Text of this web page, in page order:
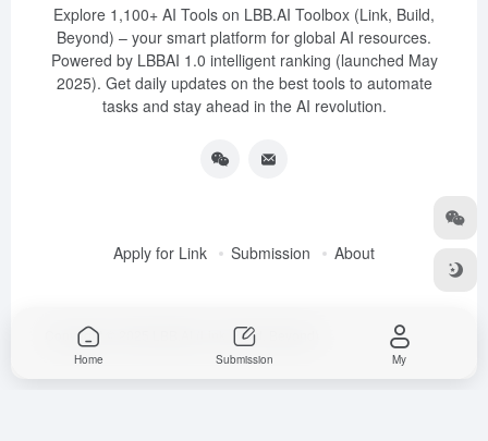
Explore 1,100+ AI Tools on LBB.AI Toolbox (Link, Build,
Beyond) – your smart platform for global AI resources.
Powered by LBBAI 1.0 intelligent ranking (launched May
2025). Get daily updates on the best tools to automate
tasks and stay ahead in the AI revolution.
Apply for Link Submission About
Copyright © 2025 LBB.AI (Link, Build, Beyond)
Home Submission My